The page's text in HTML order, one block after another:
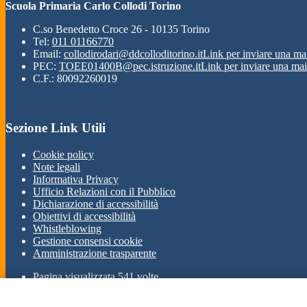
Scuola Primaria Carlo Collodi Torino
C.so Benedetto Croce 26 - 10135 Torino
Tel: 011 01166770
Email: collodirodari@ddcolloditorino.itLink per inviare una
PEC: TOEE01400B@pec.istruzione.itLink per inviare una
C.F.: 80092260019
Sezione Link Utili
Cookie policy
Note legali
Informativa Privacy
Ufficio Relazioni con il Pubblico
Dichiarazione di accessibilità
Obiettivi di accessibilità
Whistleblowing
Gestione consensi cookie
Amministrazione trasparente
Pagina visualizzata541volte